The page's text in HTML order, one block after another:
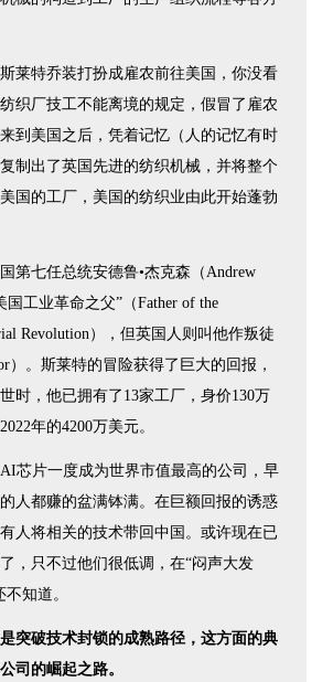
莱特乔装打扮成雇农前往美国，你没看
织厂技工不能离境的规定，假冒了雇农
到美国之后，凭着记忆（人的记忆有时
制出了英国先进的纺织机械，并将整个
国的工厂，美国的纺织业由此开始蓬勃
第七任总统安德鲁•杰克森（Andrew
国工业革命之父”（Father of the
Revolution），但英国人则叫他作叛徒
）。斯莱特的冒险获得了巨大的回报，
时，他已拥有了13家工厂，身价130万
年的4200万美元。
芯片一度成为世界市值最高的公司，早
人都赚的盆满钵满。在巨额回报的诱惑
人将相关的技术带回中国。或许现在已
，只不过他们很低调，在“闷声大发
知道。
突破技术封锁的成熟路径，这方面的典
司的崛起之路。